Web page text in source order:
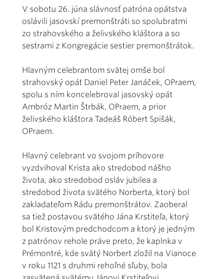
V sobotu 26. júna slávnosť patróna opátstva
oslávili jasovskí premonštráti so spolubratmi
zo strahovského a želivského kláštora a so
sestrami z Kongregácie sestier premonštrátok.
Hlavným celebrantom svätej omše bol
strahovský opát Daniel Peter Janáček, OPraem,
spolu s ním koncelebroval jasovský opát
Ambróz Martin Štrbák, OPraem, a prior
želivského kláštora Tadeáš Róbert Spišák,
OPraem.
Hlavný celebrant vo svojom príhovore
vyzdvihoval Krista ako stredobod nášho
života, ako stredobod osláv jubilea a
stredobod života svätého Norberta, ktorý bol
zakladateľom Rádu premonštrátov. Zaoberal
sa tiež postavou svätého Jána Krstiteľa, ktorý
bol Kristovým predchodcom a ktorý je jedným
z patrónov rehole práve preto, že kaplnka v
Prémontré, kde svätý Norbert zložil na Vianoce
v roku 1121 s druhmi rehoľné sľuby, bola